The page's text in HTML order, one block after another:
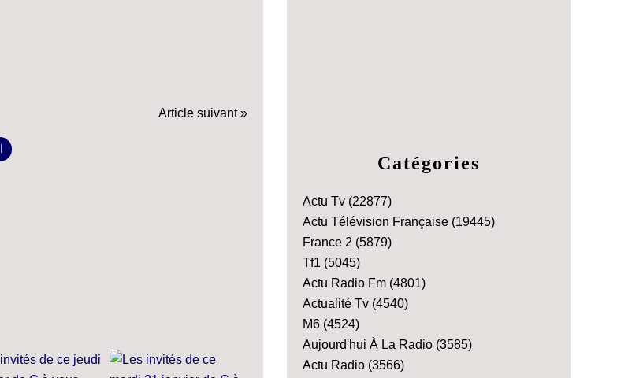
Article suivant »
Catégories
Actu Tv (22877)
Actu Télévision Française (19445)
France 2 (5879)
Tf1 (5045)
Actu Radio Fm (4801)
Actualité Tv (4540)
M6 (4524)
Aujourd'hui À La Radio (3585)
Actu Radio (3566)